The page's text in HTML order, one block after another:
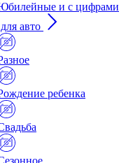
и с цифрами
авто
ребенка